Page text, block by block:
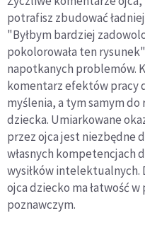
potrafisz zbudować
"Byłbym bardziej
pokolorowała ten
napotkanych problemów.
komentarz efektów pracy
myślenia, a tym samym
dziecka. Umiarkowane
przez ojca jest niezbędne
własnych kompetencjach
wysiłków intelektualnych.
ojca dziecko ma łatwość
poznawczym.